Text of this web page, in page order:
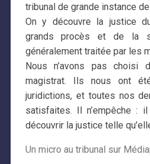
tribunal de grande instance
On y découvre la justice
grands procès et de la
généralement traitée par les
Nous n’avons pas
magistrat. Ils nous ont
juridictions, et toutes nos
satisfaites. Il n’empêche :
découvrir la justice telle
Un micro au tribunal sur